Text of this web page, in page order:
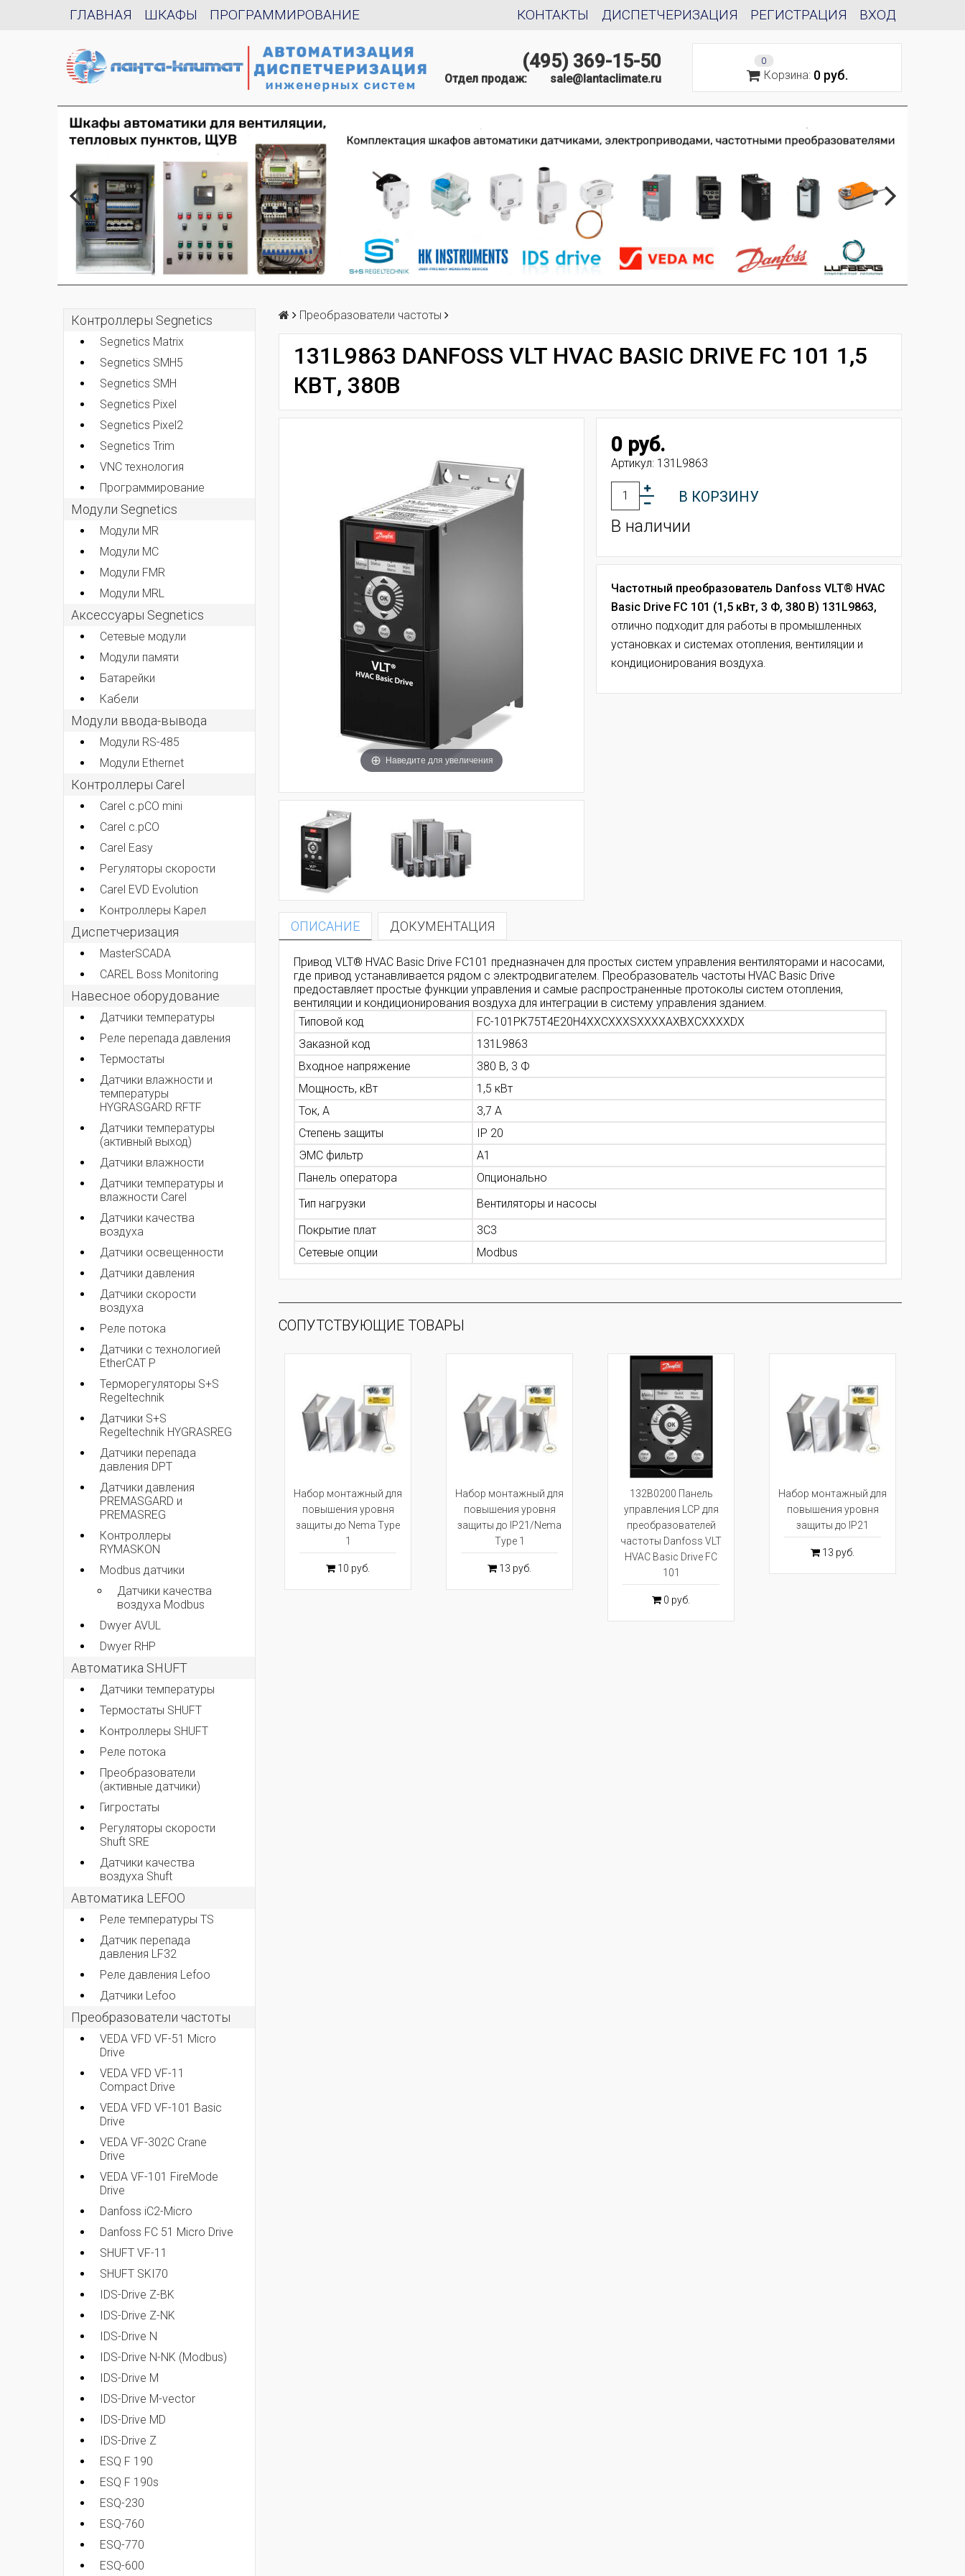
ГЛАВНАЯ ШКАФЫ ПРОГРАММИРОВАНИЕ ВХОД
РЕГИСТРАЦИЯ
ДИСПЕТЧЕРИЗАЦИЯ
КОНТАКТЫ
(495) 369-15-50
Отдел продаж: sale@lantaclimate.ru
0
Корзина: 0 руб.
Контроллеры Segnetics
Segnetics Matrix
Segnetics SMH5
Segnetics SMH
Segnetics Pixel
Segnetics Pixel2
Segnetics Trim
VNC технология
Программирование
Модули Segnetics
Модули MR
Модули MC
Модули FMR
Модули MRL
Аксессуары Segnetics
Сетевые модули
Модули памяти
Батарейки
Кабели
Модули ввода-вывода
Модули RS-485
Модули Ethernet
Контроллеры Carel
Carel c.pCO mini
Carel c.pCO
Carel Easy
Регуляторы скорости
Carel EVD Evolution
Контроллеры Карел
Диспетчеризация
MasterSCADA
CAREL Boss Monitoring
Навесное оборудование
Датчики температуры
Реле перепада давления
Термостаты
Датчики влажности и
температуры
HYGRASGARD RFTF
Датчики температуры
(активный выход)
Датчики влажности
Датчики температуры и
влажности Carel
Датчики качества
воздуха
Датчики освещенности
Датчики давления
Датчики скорости
воздуха
Реле потока
Датчики с технологией
EtherCAT P
Терморегуляторы S+S
Regeltechnik
Датчики S+S
Regeltechnik HYGRASREG
Датчики перепада
давления DPT
Датчики давления
PREMASGARD и
PREMASREG
Контроллеры
RYMASKON
Modbus датчики
Датчики качества
воздуха Modbus
Dwyer AVUL
Dwyer RHP
Автоматика SHUFT
Датчики температуры
Термостаты SHUFT
Контроллеры SHUFT
Реле потока
Преобразователи
(активные датчики)
Гигростаты
Регуляторы скорости
Shuft SRE
Датчики качества
воздуха Shuft
Автоматика LEFOO
Реле температуры TS
Датчик перепада
давления LF32
Реле давления Lefoo
Датчики Lefoo
Преобразователи частоты
VEDA VFD VF-51 Micro
Drive
VEDA VFD VF-11
Compact Drive
VEDA VFD VF-101 Basic
Drive
VEDA VF-302C Crane
Drive
VEDA VF-101 FireMode
Drive
Danfoss iC2-Micro
Danfoss FC 51 Micro Drive
SHUFT VF-11
SHUFT SKI70
IDS-Drive Z-BK
IDS-Drive Z-NK
IDS-Drive N
IDS-Drive N-NK (Modbus)
IDS-Drive M
IDS-Drive M-vector
IDS-Drive MD
IDS-Drive Z
ESQ F 190
ESQ F 190s
ESQ-230
ESQ-760
ESQ-770
ESQ-600
Преобразователи частоты
131L9863 DANFOSS VLT HVAC BASIC DRIVE FC 101 1,5
КВТ, 380В
Наведите для увеличения
0 руб.
Артикул: 131L9863
В КОРЗИНУ
В наличии
Частотный преобразователь Danfoss VLT® HVAC
Basic Drive FC 101 (1,5 кВт, 3 Ф, 380 В) 131L9863,
отлично подходит для работы в промышленных
установках и системах отопления, вентиляции и
кондиционирования воздуха.
ОПИСАНИЕ ДОКУМЕНТАЦИЯ
Привод VLT® HVAC Basic Drive FC101 предназначен для простых систем управления вентиляторами и насосами,
где привод устанавливается рядом с электродвигателем. Преобразователь частоты HVAC Basic Drive
предоставляет простые функции управления и самые распространенные протоколы систем отопления,
вентиляции и кондиционирования воздуха для интеграции в систему управления зданием.
Типовой код
FC-101PK75T4E20H4XXCXXXSXXXXAXBXCXXXXDX
Заказной код
131L9863
Входное напряжение
380 В, 3 Ф
Мощность, кВт
1,5 кВт
Ток, А
3,7 А
Степень защиты
IP 20
ЭМС фильтр
A1
Панель оператора
Опционально
Тип нагрузки
Вентиляторы и насосы
Покрытие плат
3С3
Сетевые опции
Modbus
СОПУТСТВУЮЩИЕ ТОВАРЫ
Набор монтажный для
повышения уровня
защиты до Nema Type
1
10 руб.
Набор монтажный для
повышения уровня
защиты до IP21/Nema
Type 1
13 руб.
132B0200 Панель
управления LCP для
преобразователей
частоты Danfoss VLT
HVAC Basic Drive FC
101
0 руб.
Набор монтажный для
повышения уровня
защиты до IP21
13 руб.